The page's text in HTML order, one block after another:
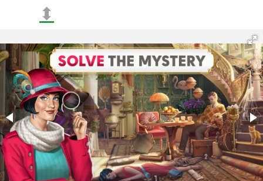
wprowadzany. W tym trybie wyruszasz w wirtualne
podróże, odkrywając nowe lokalizacje i zdobywając
Nowe epizodyczne rozdziały, które pojawiają się co
tydzień. Rozdziały te nie wymagają aktualizacji klienta,
co pozwala graczom natychmiast zanurzyć się w nowe
przygody bez konieczności pobierania dodatkowych
danych;
Nowa lokalizacja — Wyspa Słoneczników, która jest
częścią archipelagu. Wyspa składa się z 12 sekcji, z
których 11 należy oczyścić z mgły, aby w pełni ją
zbadać.
⬍